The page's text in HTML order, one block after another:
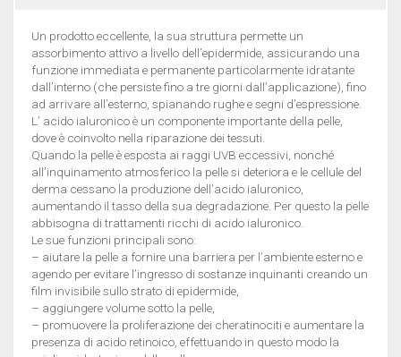
Un prodotto eccellente, la sua struttura permette un
assorbimento attivo a livello dell’epidermide, assicurando una
funzione immediata e permanente particolarmente idratante
dall’interno (che persiste fino a tre giorni dall’applicazione), fino
ad arrivare all’esterno, spianando rughe e segni d’espressione.
L’ acido ialuronico è un componente importante della pelle,
dove è coinvolto nella riparazione dei tessuti.
Quando la pelle è esposta ai raggi UVB eccessivi, nonché
all’inquinamento atmosferico la pelle si deteriora e le cellule del
derma cessano la produzione dell’acido ialuronico,
aumentando il tasso della sua degradazione. Per questo la pelle
abbisogna di trattamenti ricchi di acido ialuronico.
Le sue funzioni principali sono:
– aiutare la pelle a fornire una barriera per l’ambiente esterno e
agendo per evitare l’ingresso di sostanze inquinanti creando un
film invisibile sullo strato di epidermide,
– aggiungere volume sotto la pelle,
– promuovere la proliferazione dei cheratinociti e aumentare la
presenza di acido retinoico, effettuando in questo modo la